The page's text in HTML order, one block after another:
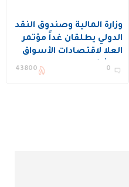
وزارة المالية وصندوق النقد
الدولي يطلقان غداً مؤتمر
العلا لاقتصادات الأسواق
الناشئة
0
43800